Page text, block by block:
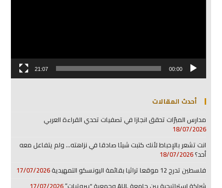
00:00
21:07
أحدث المقالات
مدارس المبرّات تحقق انجازا في تصفيات تحدي القراءة العربي
18/07/2026
انت تشعر بالإحباط لأنك كتبت شيئا صادقا في نزاهته… ولم يتفاعل معه
أحد؟18/07/2026
فلسطين تدرج 12 موقعا تراثيا بقائمة اليونسكو التمهيدية
17/07/2026